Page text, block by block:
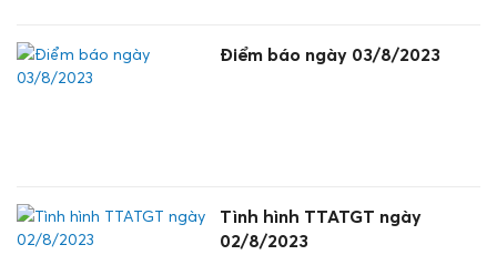
Điểm báo ngày 03/8/2023
Tình hình TTATGT ngày
02/8/2023